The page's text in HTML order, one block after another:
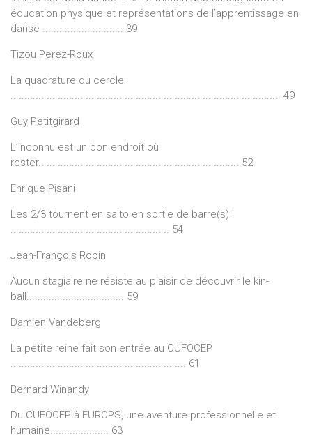
éducation physique et représentations de l’apprentissage en
danse ............................. 39
Tizou Perez-Roux
La quadrature du cercle
................................................................................................. 49
Guy Petitgirard
L’inconnu est un bon endroit où
rester........................................................................ 52
Enrique Pisani
Les 2/3 tournent en salto en sortie de barre(s) !
......................................................... 54
Jean-François Robin
Aucun stagiaire ne résiste au plaisir de découvrir le kin-
ball................................... 59
Damien Vandeberg
La petite reine fait son entrée au CUFOCEP
............................................................... 61
Bernard Winandy
Du CUFOCEP à EUROPS, une aventure professionnelle et
humaine..................... 63